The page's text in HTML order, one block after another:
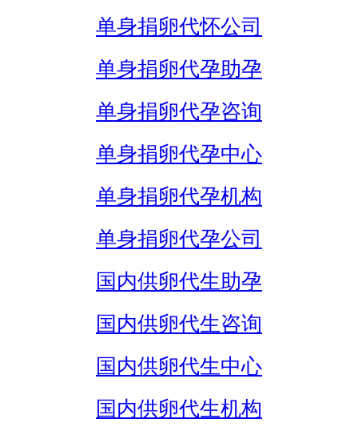
单身捐卵代怀公司
单身捐卵代孕助孕
单身捐卵代孕咨询
单身捐卵代孕中心
单身捐卵代孕机构
单身捐卵代孕公司
国内供卵代生助孕
国内供卵代生咨询
国内供卵代生中心
国内供卵代生机构